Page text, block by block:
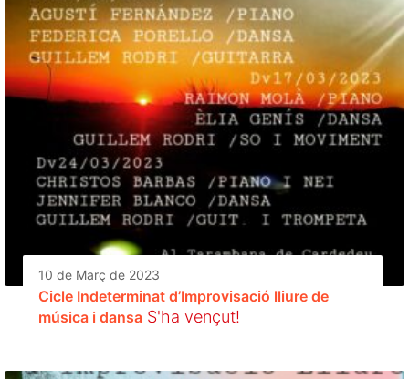
10 de Març de 2023
Cicle Indeterminat d’Improvisació lliure de
música i dansa S'ha vençut!